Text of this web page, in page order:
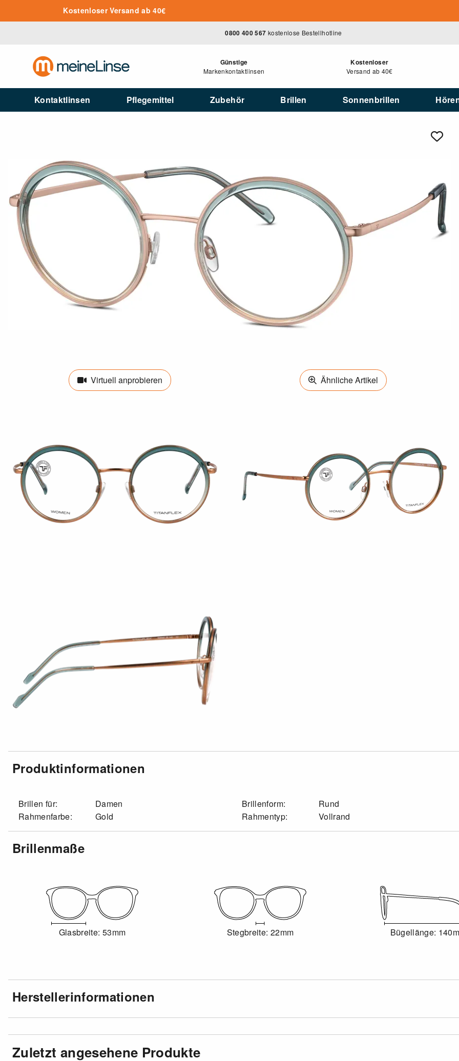
Zum Hauptinhalt springenKostenloser Versand ab 40€
0800 400 567 kostenlose Bestellhotline
Günstige
Markenkontaktlinsen
Kostenloser
Versand ab 40€
Kontaktlinsen Pflegemittel Zubehör Brillen Sonnenbrillen
Virtuell anprobieren Ähnliche Artikel
Produktinformationen
Brillen für:
Damen
Rahmenfarbe:
Gold
Brillenform:
Rund
Rahmentyp:
Vollrand
Brillenmaße
Glasbreite: 53mm Stegbreite: 22mm Bügellänge:
Herstellerinformationen
Zuletzt angesehene Produkte